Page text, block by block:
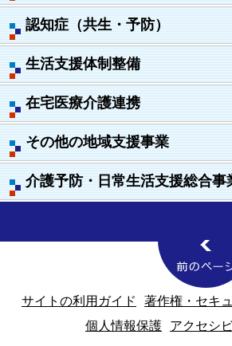
認知症（共生・予防）
生活支援体制整備
在宅医療介護連携
その他の地域支援事業
介護予防・日常生活支援総合事
サイトの利用ガイド
著作権・セキ
個人情報保護
アクセシ